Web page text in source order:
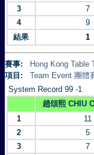
3
7
4
9
結果
1
賽事:
Hong Kong Table
項目:
Team Event 團體
System Record 99 -1
趙頌熙 CHIU
1
11
2
5
3
7